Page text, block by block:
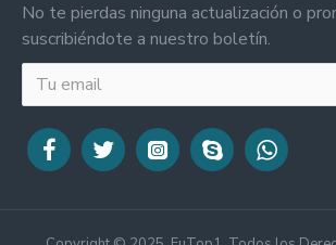
No te pierdas ninguna actualización o
suscribiéndote a nuestro boletín.